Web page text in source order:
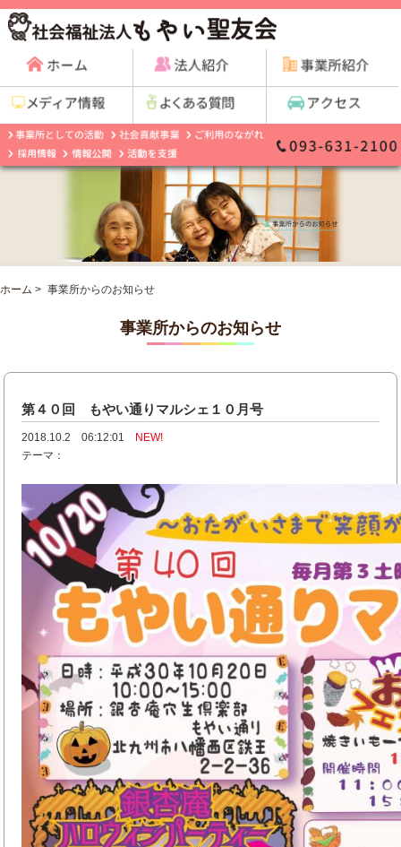
ホーム > 事業所からのお知らせ
事業所からのお知らせ
第４０回 もやい通りマルシェ１０月号
2018.10.2 06:12:01
NEW!
テーマ：